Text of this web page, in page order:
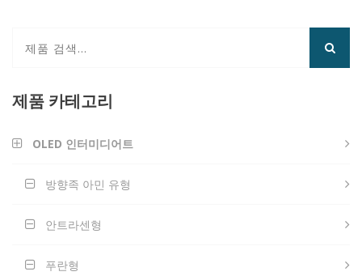
제품 카테고리
OLED 인터미디어트
방향족 아민 유형
안트라센형
푸란형